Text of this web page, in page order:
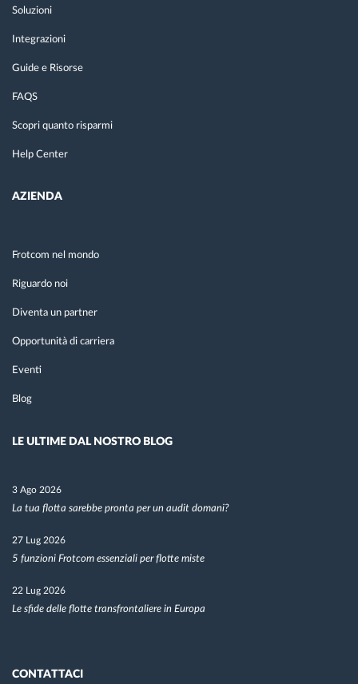
Soluzioni
Integrazioni
Guide e Risorse
FAQS
Scopri quanto risparmi
Help Center
AZIENDA
Frotcom nel mondo
Riguardo noi
Diventa un partner
Opportunità di carriera
Eventi
Blog
LE ULTIME DAL NOSTRO BLOG
3 Ago 2026
La tua flotta sarebbe pronta per un audit domani?
27 Lug 2026
5 funzioni Frotcom essenziali per flotte miste
22 Lug 2026
Le sfide delle flotte transfrontaliere in Europa
CONTATTACI